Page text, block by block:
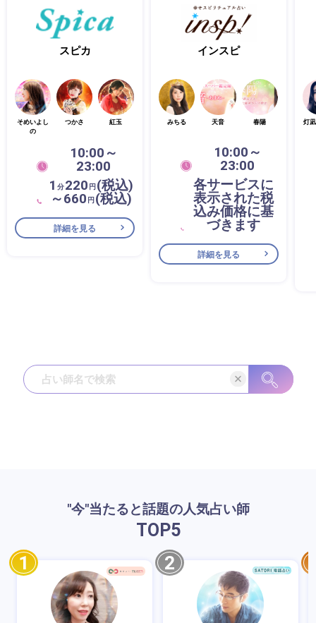
スピカ
そめいよし
の
つかさ 紅玉
10:00～
23:00
1 分220 円(税込)
～660 円(税込)
詳細を見る
インスピ
みちる 天音 春陽
10:00～
23:00
各サービスに
表示された税
込み価格に基
づきます
詳細を見る
灯
"今"当たると話題の人気占い師
TOP5
1 2